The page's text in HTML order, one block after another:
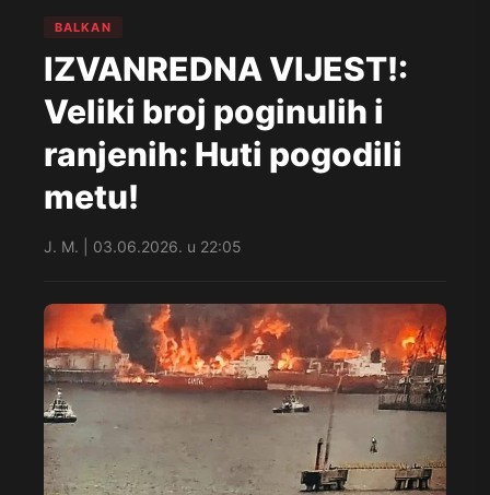
BALKAN
IZVANREDNA VIJEST!:
Veliki broj poginulih i
ranjenih: Huti pogodili
metu!
J. M. | 03.06.2026. u 22:05